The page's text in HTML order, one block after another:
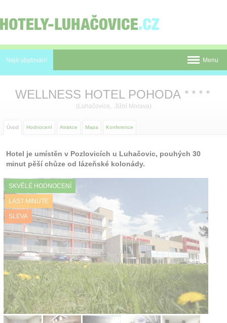
Najít ubytování
Atrakce
Luhačovice
O nás
Kontakt
Menu
WELLNESS HOTEL POHODA ★ ★ ★ ★
(Luhačovice, Jižní Morava)
Úvod Hodnocení Atrakce Mapa Konference
Hotel je umístěn v Pozlovicích u Luhačovic, pouhých 30
minut pěší chůze od lázeňské kolonády.
SKVĚLÉ HODNOCENÍ
LAST MINUTE
SLEVA